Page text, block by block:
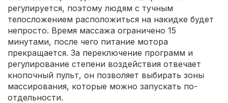
регулируется, поэтому людям с тучным
телосложением расположиться на накидке будет
непросто. Время массажа ограничено 15
минутами, после чего питание мотора
прекращается. За переключение программ и
регулирование степени воздействия отвечает
кнопочный пульт, он позволяет выбирать зоны
массирования, которые можно запускать по-
отдельности.